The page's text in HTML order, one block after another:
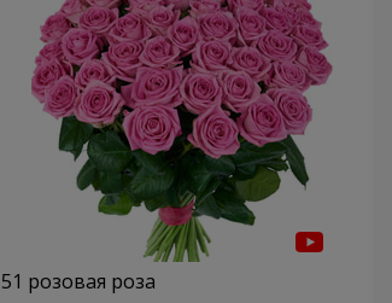
51 розовая роза